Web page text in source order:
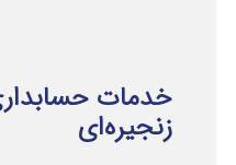
خدمات
زنجیره‌ای